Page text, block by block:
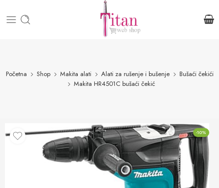
Početna Shop Makita alati Alati za rušenje i bušenje
Bušaći čekići
Makita HR4501C bušaći čekić
-10%